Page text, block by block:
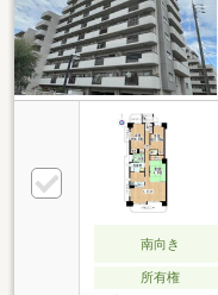
南向き
所有権